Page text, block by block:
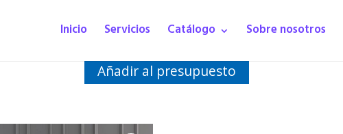
Inicio Servicios Catálogo Sobre nosotros
Añadir al presupuesto